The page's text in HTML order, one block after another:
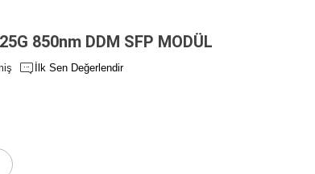
850nm DDM SFP MODÜL
İlk Sen Değerlendir